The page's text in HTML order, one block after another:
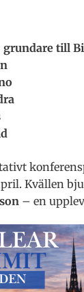
grundare till
Kvällen
– en